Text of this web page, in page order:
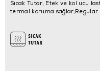
Sıcak Tutar, Etek ve kol ucu
termal koruma